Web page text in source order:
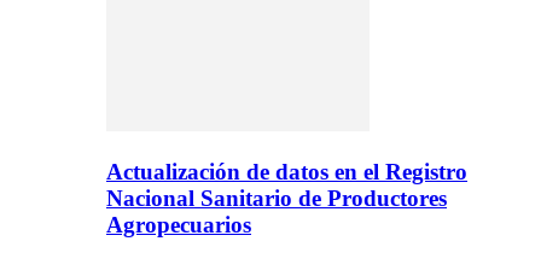
Actualización de datos en el Registro
Nacional Sanitario de Productores
Agropecuarios